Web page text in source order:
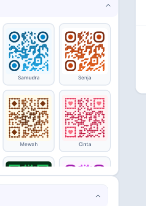
Samudra Senja
Mewah Cinta